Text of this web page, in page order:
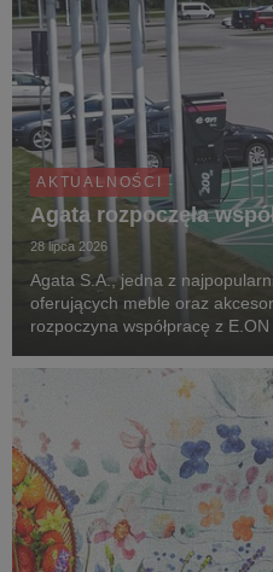
AKTUALNOŚCI
Agata rozpoczęła
28 lipca 2026
Agata S.A., jedna z
oferujących meble oraz
rozpoczyna współpracę z
pojazdów elektrycznych.